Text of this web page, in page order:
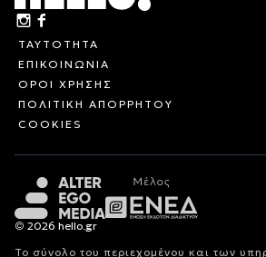
ΤΑΥΤΟΤΗΤΑ
ΕΠΙΚΟΙΝΩΝΙΑ
ΟΡΟΙ ΧΡΗΣΗΣ
ΠΟΛΙΤΙΚΗ ΑΠΟΡΡΗΤΟΥ
COOKIES
© 2026 hello.gr
Το σύνολο του περιεχομένου και των